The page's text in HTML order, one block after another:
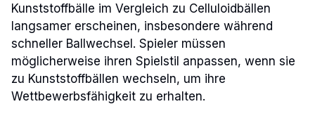
Kunststoffbälle im Vergleich zu Celluloidbällen
langsamer erscheinen, insbesondere während
schneller Ballwechsel. Spieler müssen
möglicherweise ihren Spielstil anpassen, wenn sie
zu Kunststoffbällen wechseln, um ihre
Wettbewerbsfähigkeit zu erhalten.